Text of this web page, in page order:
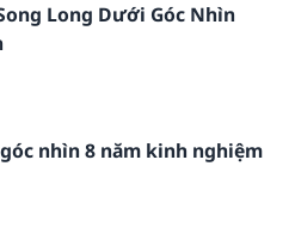
Long Dưới Góc Nhìn
nhìn 8 năm kinh nghiệm